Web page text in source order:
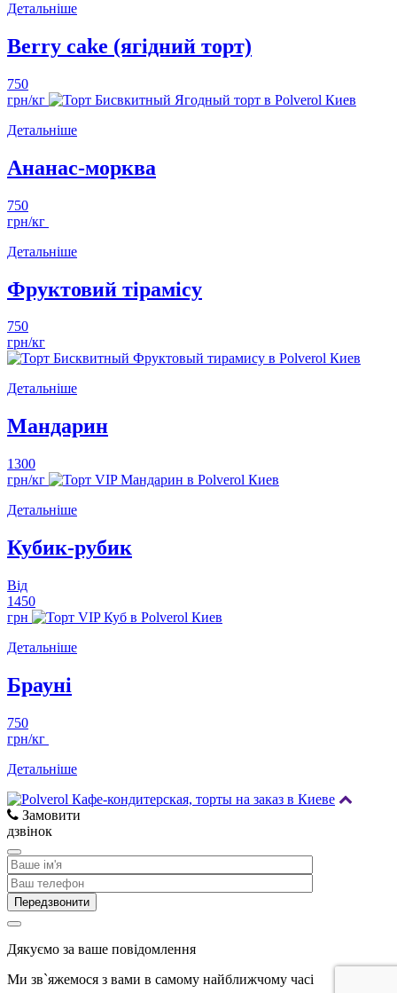
Детальніше
Berry cake (ягідний торт)
750
грн/кг
Детальніше
Ананас-морква
750
грн/кг
Детальніше
Фруктовий тірамісу
750
грн/кг
Детальніше
Мандарин
1300
грн/кг
Детальніше
Кубик-рубик
Від
1450
грн
Детальніше
Брауні
750
грн/кг
Детальніше
Замовити
дзвінок
Дякуємо за ваше повідомлення
Ми зв`яжемося з вами в самому найближчому часі